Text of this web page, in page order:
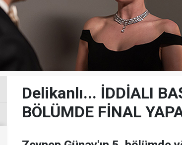
Delikanlı... İDDİALI
BÖLÜMDE FİNAL